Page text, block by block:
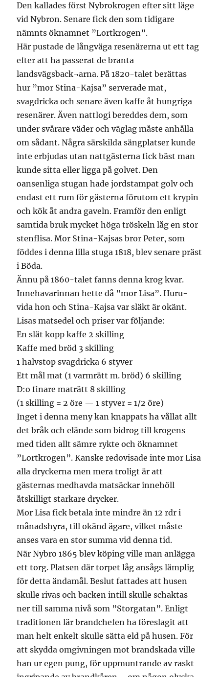
Den kallades först Nybrokrogen efter sitt läge
vid Nybron. Senare fick den som tidigare
nämnts öknamnet ”Lortkrogen”.
Här pustade de långväga resenärerna ut ett tag
efter att ha passerat de branta
landsvägsback¬arna. På 1820-talet berättas
hur ”mor Stina-Kajsa” serverade mat,
svagdricka och senare även kaffe åt hungriga
resenärer. Även nattlogi bereddes dem, som
under svårare väder och väglag måste anhålla
om sådant. Några särskilda sängplatser kunde
inte erbjudas utan nattgästerna fick bäst man
kunde sitta eller ligga på golvet. Den
oansenliga stugan hade jordstampat golv och
endast ett rum för gästerna förutom ett krypin
och kök åt andra gaveln. Framför den enligt
samtida bruk mycket höga tröskeln låg en stor
stenflisa. Mor Stina-Kajsas bror Peter, som
föddes i denna lilla stuga 1818, blev senare präst
i Böda.
Ännu på 1860-talet fanns denna krog kvar.
Innehavarinnan hette då ”mor Lisa”. Huru-
vida hon och Stina-Kajsa var släkt är okänt.
Lisas matsedel och priser var följande:
En slät kopp kaffe 2 skilling
Kaffe med bröd 3 skilling
1 halvstop svagdricka 6 styver
Ett mål mat (1 varmrätt m. bröd) 6 skilling
D:o finare maträtt 8 skilling
(1 skilling = 2 öre — 1 styver = 1/2 öre)
Inget i denna meny kan knappats ha vållat allt
det bråk och elände som bidrog till krogens
med tiden allt sämre rykte och öknamnet
”Lortkrogen”. Kanske redovisade inte mor Lisa
alla dryckerna men mera troligt är att
gästernas medhavda matsäckar innehöll
åtskilligt starkare drycker.
Mor Lisa fick betala inte mindre än 12 rdr i
månadshyra, till okänd ägare, vilket måste
anses vara en stor summa vid denna tid.
När Nybro 1865 blev köping ville man anlägga
ett torg. Platsen där torpet låg ansågs lämplig
för detta ändamål. Beslut fattades att husen
skulle rivas och backen intill skulle schaktas
ner till samma nivå som ”Storgatan”. Enligt
traditionen lär brandchefen ha föreslagit att
man helt enkelt skulle sätta eld på husen. För
att skydda omgivningen mot brandskada ville
han ur egen pung, för uppmuntrande av raskt